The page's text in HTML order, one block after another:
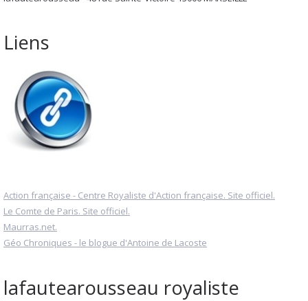
Liens
Action française - Centre Royaliste d'Action française. Site officiel.
Le Comte de Paris. Site officiel.
Maurras.net.
Géo Chroniques - le blogue d'Antoine de Lacoste
lafautearousseau royaliste